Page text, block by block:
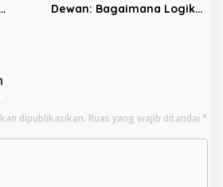
Dewan: Bagaimana Logika
dipublikasikan. Ruas yang wajib ditandai *